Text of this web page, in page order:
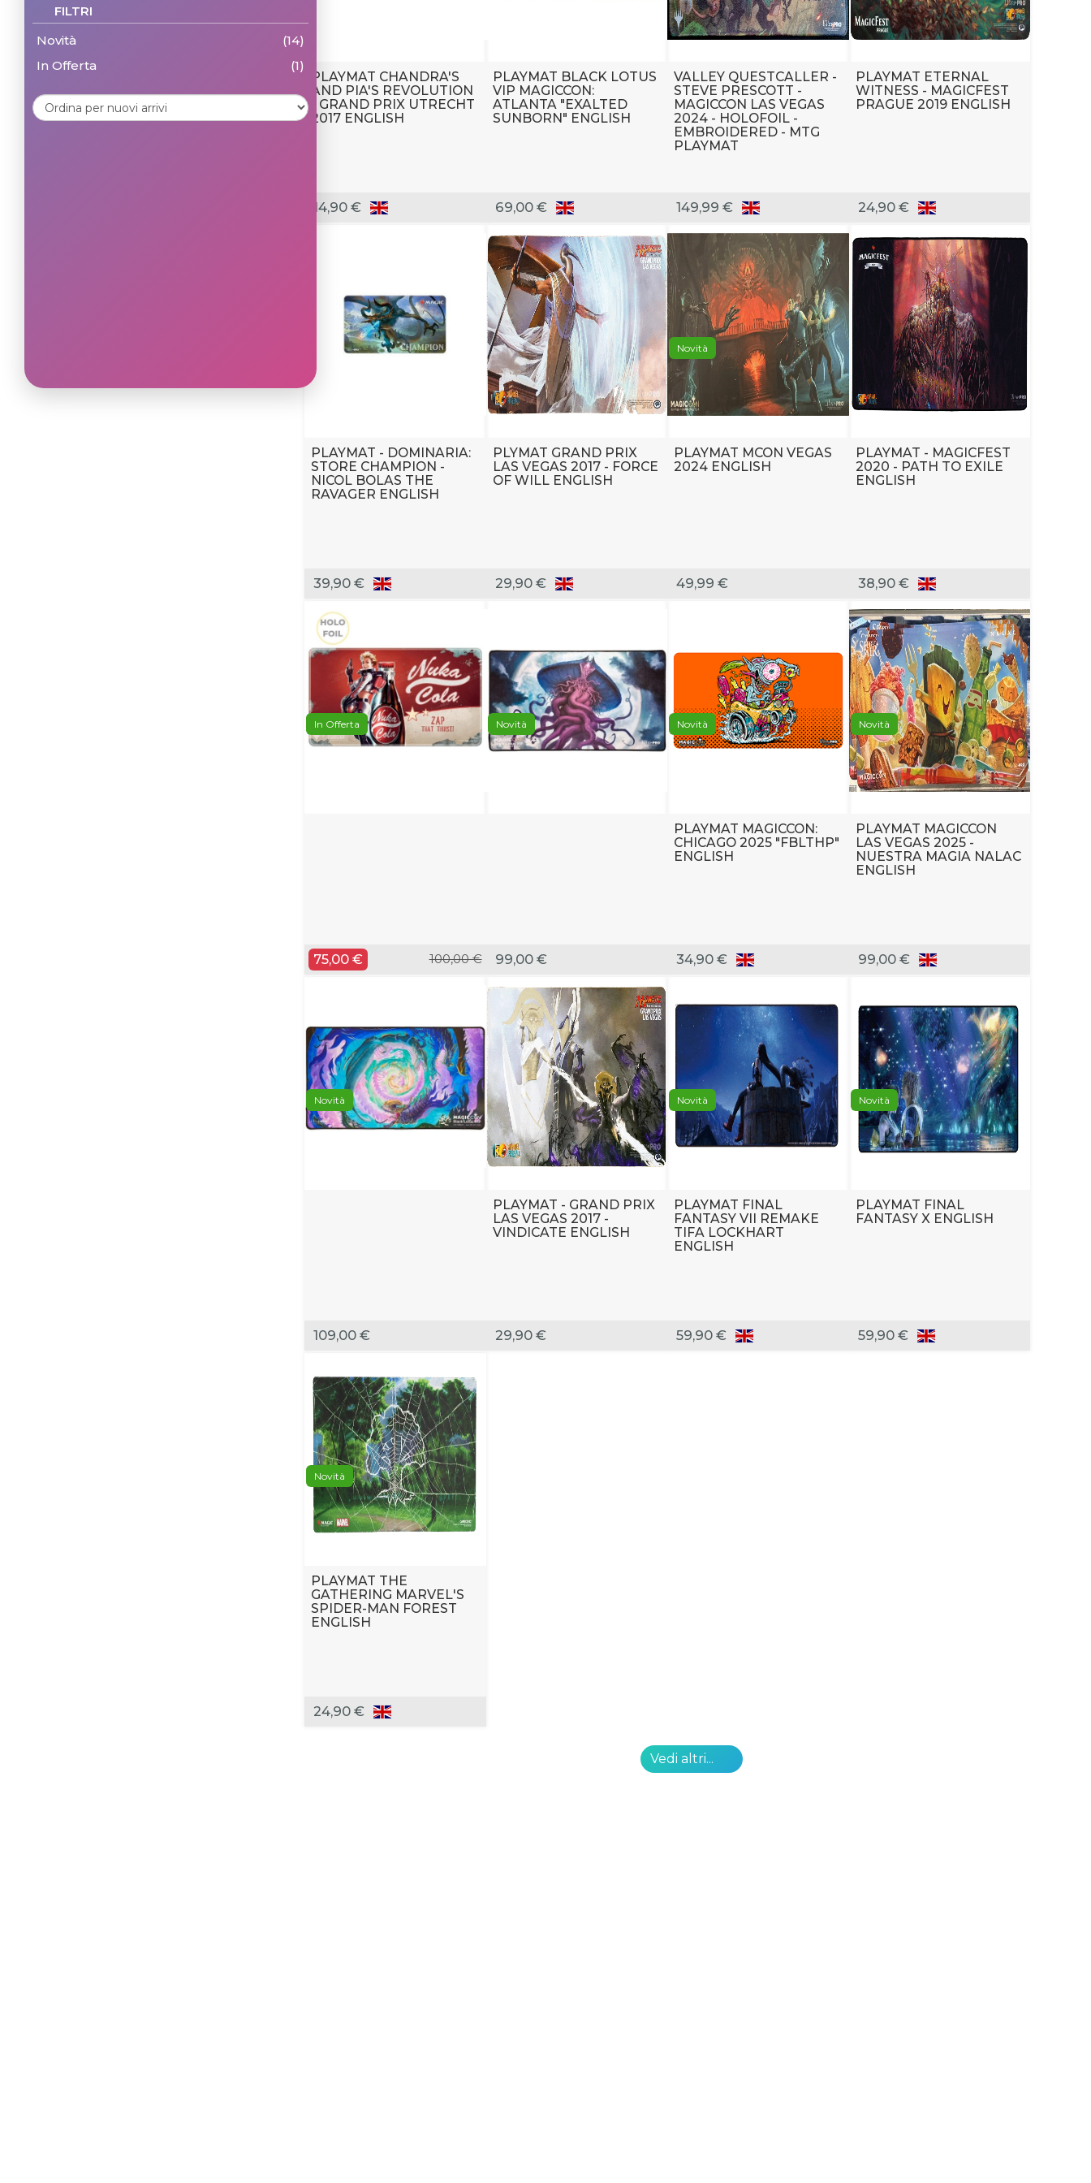
FILTRI
Novità
(14)
In Offerta
(1)
PLAYMAT CHANDRA'S
AND PIA'S REVOLUTION
- GRAND PRIX UTRECHT
2017 ENGLISH
14,90 €
PLAYMAT BLACK LOTUS
VIP MAGICCON:
ATLANTA "EXALTED
SUNBORN" ENGLISH
69,00 €
VALLEY QUESTCALLER -
STEVE PRESCOTT -
MAGICCON LAS VEGAS
2024 - HOLOFOIL -
EMBROIDERED - MTG
PLAYMAT
149,99 €
PLAYMAT ETERNAL
WITNESS - MAGICFEST
PRAGUE 2019 ENGLISH
24,90 €
PLAYMAT - DOMINARIA:
STORE CHAMPION -
NICOL BOLAS THE
RAVAGER ENGLISH
39,90 €
PLYMAT GRAND PRIX
LAS VEGAS 2017 - FORCE
OF WILL ENGLISH
29,90 €
Novità
PLAYMAT MCON VEGAS
2024 ENGLISH
49,99 €
PLAYMAT - MAGICFEST
2020 - PATH TO EXILE
ENGLISH
38,90 €
In Offerta
75,00 € 100,00 €
Novità
99,00 €
Novità
PLAYMAT MAGICCON:
CHICAGO 2025 "FBLTHP"
ENGLISH
34,90 €
Novità
PLAYMAT MAGICCON
LAS VEGAS 2025 -
NUESTRA MAGIA NALAC
ENGLISH
99,00 €
Novità
109,00 €
PLAYMAT - GRAND PRIX
LAS VEGAS 2017 -
VINDICATE ENGLISH
29,90 €
Novità
PLAYMAT FINAL
FANTASY VII REMAKE
TIFA LOCKHART
ENGLISH
59,90 €
Novità
PLAYMAT FINAL
FANTASY X ENGLISH
59,90 €
Novità
PLAYMAT THE
GATHERING MARVEL'S
SPIDER-MAN FOREST
ENGLISH
24,90 €
Vedi altri...